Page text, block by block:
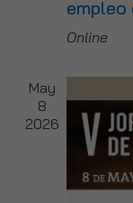
empleo
Online
May
8
2026